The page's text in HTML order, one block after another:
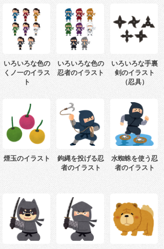
いろいろな色の
くノ一のイラス
ト
いろいろな色の
忍者のイラスト
いろいろな手裏
剣のイラスト
（忍具）
煙玉のイラスト
鉤縄を投げる忍
者のイラスト
水蜘蛛を使う忍
者のイラスト